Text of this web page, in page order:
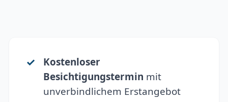
Kostenloser
Besichtigungstermin mit
unverbindlichem Erstangebot